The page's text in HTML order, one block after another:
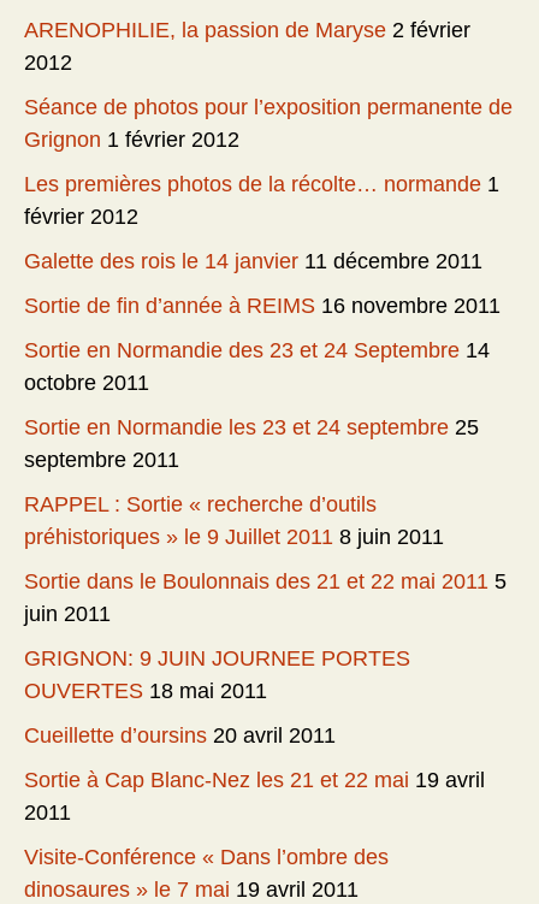
ARENOPHILIE, la passion de Maryse 2 février
2012
Séance de photos pour l’exposition permanente de
Grignon 1 février 2012
Les premières photos de la récolte… normande 1
février 2012
Galette des rois le 14 janvier 11 décembre 2011
Sortie de fin d’année à REIMS 16 novembre 2011
Sortie en Normandie des 23 et 24 Septembre 14
octobre 2011
Sortie en Normandie les 23 et 24 septembre 25
septembre 2011
RAPPEL : Sortie « recherche d’outils
préhistoriques » le 9 Juillet 2011 8 juin 2011
Sortie dans le Boulonnais des 21 et 22 mai 2011 5
juin 2011
GRIGNON: 9 JUIN JOURNEE PORTES
OUVERTES 18 mai 2011
Cueillette d’oursins 20 avril 2011
Sortie à Cap Blanc-Nez les 21 et 22 mai 19 avril
2011
Visite-Conférence « Dans l’ombre des
dinosaures » le 7 mai 19 avril 2011